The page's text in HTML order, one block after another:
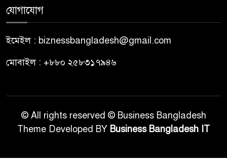
যোগাযোগ
ইমেইল : biznessbangladesh@gmail.com
মোবাইল : +৮৮০ ২৫৮৩১৭৯৪৬
© All rights reserved © Business Bangladesh
Theme Developed BY Business Bangladesh IT